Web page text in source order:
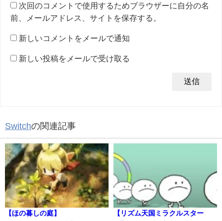
次回のコメントで使用するためブラウザーに自分の名
前、メールアドレス、サイトを保存する。
新しいコメントをメールで通知
新しい投稿をメールで受け取る
Switchの関連記事
【ほの暮しの庭】
【リズム天国ミラクルスター